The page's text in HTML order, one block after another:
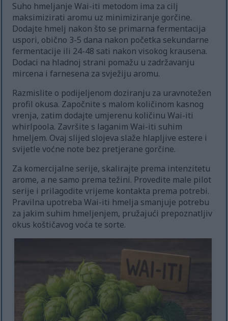
Suho hmeljanje Wai-iti metodom ima za cilj
maksimizirati aromu uz minimiziranje gorčine.
Dodajte hmelj nakon što se primarna fermentacija
uspori, obično 3-5 dana nakon početka sekundarne
fermentacije ili 24-48 sati nakon visokog krausena.
Dodaci na hladnoj strani pomažu u zadržavanju
mircena i farnesena za svježiju aromu.
Razmislite o podijeljenom doziranju za uravnotežen
profil okusa. Započnite s malom količinom kasnog
vrenja, zatim dodajte umjerenu količinu Wai-iti
whirlpoola. Završite s laganim Wai-iti suhim
hmeljem. Ovaj slijed slojeva slaže hlapljive estere i
svijetle voćne note bez pretjerane gorčine.
Za komercijalne serije, skalirajte prema intenzitetu
arome, a ne samo prema težini. Provedite male pilot
serije i prilagodite vrijeme kontakta prema potrebi.
Pravilna upotreba Wai-iti hmelja smanjuje potrebu
za jakim suhim hmeljenjem, pružajući prepoznatljiv
okus koštičavog voća te sorte.